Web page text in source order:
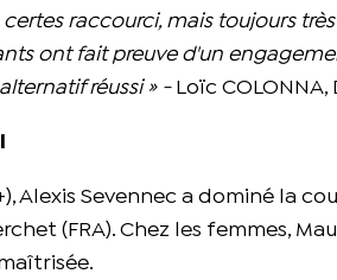
raccourci, mais toujours
ont fait preuve d'un
réussi » -Loïc COLONNA,
Alexis Sevennec a dominé la
(FRA). Chez les femmes,